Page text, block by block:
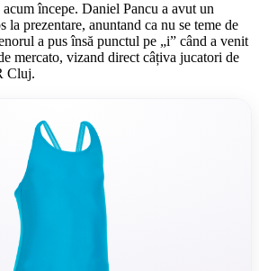
începe. Daniel Pancu a avut un
la prezentare, anuntand ca nu se teme de
a pus însă punctul pe „i” când a venit
mercato, vizand direct câțiva jucatori de
Cluj.